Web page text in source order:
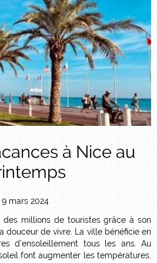
à Nice au
9 mars 2024
des millions de touristes grâce à son
douceur de vivre. La ville bénéficie en
d’ensoleillement tous les ans. Au
font augmenter les températures,